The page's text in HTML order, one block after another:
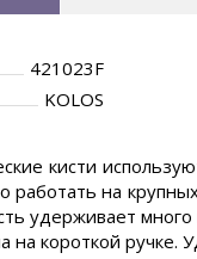
421023F
KOLOS
кисти
на крупных
удерживает много
на короткой ручке.